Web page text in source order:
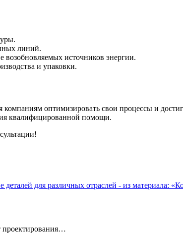
линий.
возобновляемых источников энергии.
и упаковки.
оптимизировать свои процессы и
квалифицированной помощи.
проектирования…